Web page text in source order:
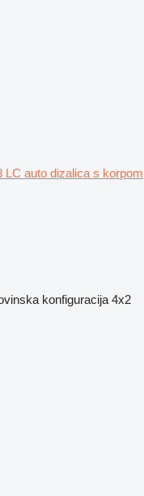
LC auto dizalica s korpom
konfiguracija 4x2